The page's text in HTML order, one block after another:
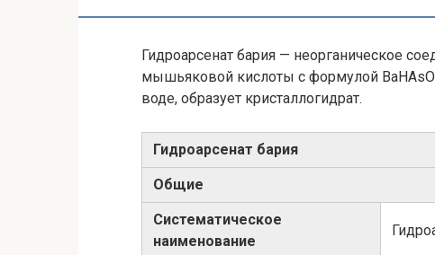
Гидроарсенат бария — неорганическое
мышьяковой кислоты с формулой BaHAsO
воде, образует кристаллогидрат.
Гидроарсенат бария
Общие
Систематическое
наименование